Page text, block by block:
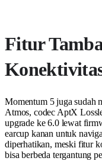
Fitur
Momentum 5 juga sudah
Atmos, codec AptX
upgrade ke 6.0 lewat
earcup kanan untuk
diperhatikan, meski fitur
bisa berbeda tergantung